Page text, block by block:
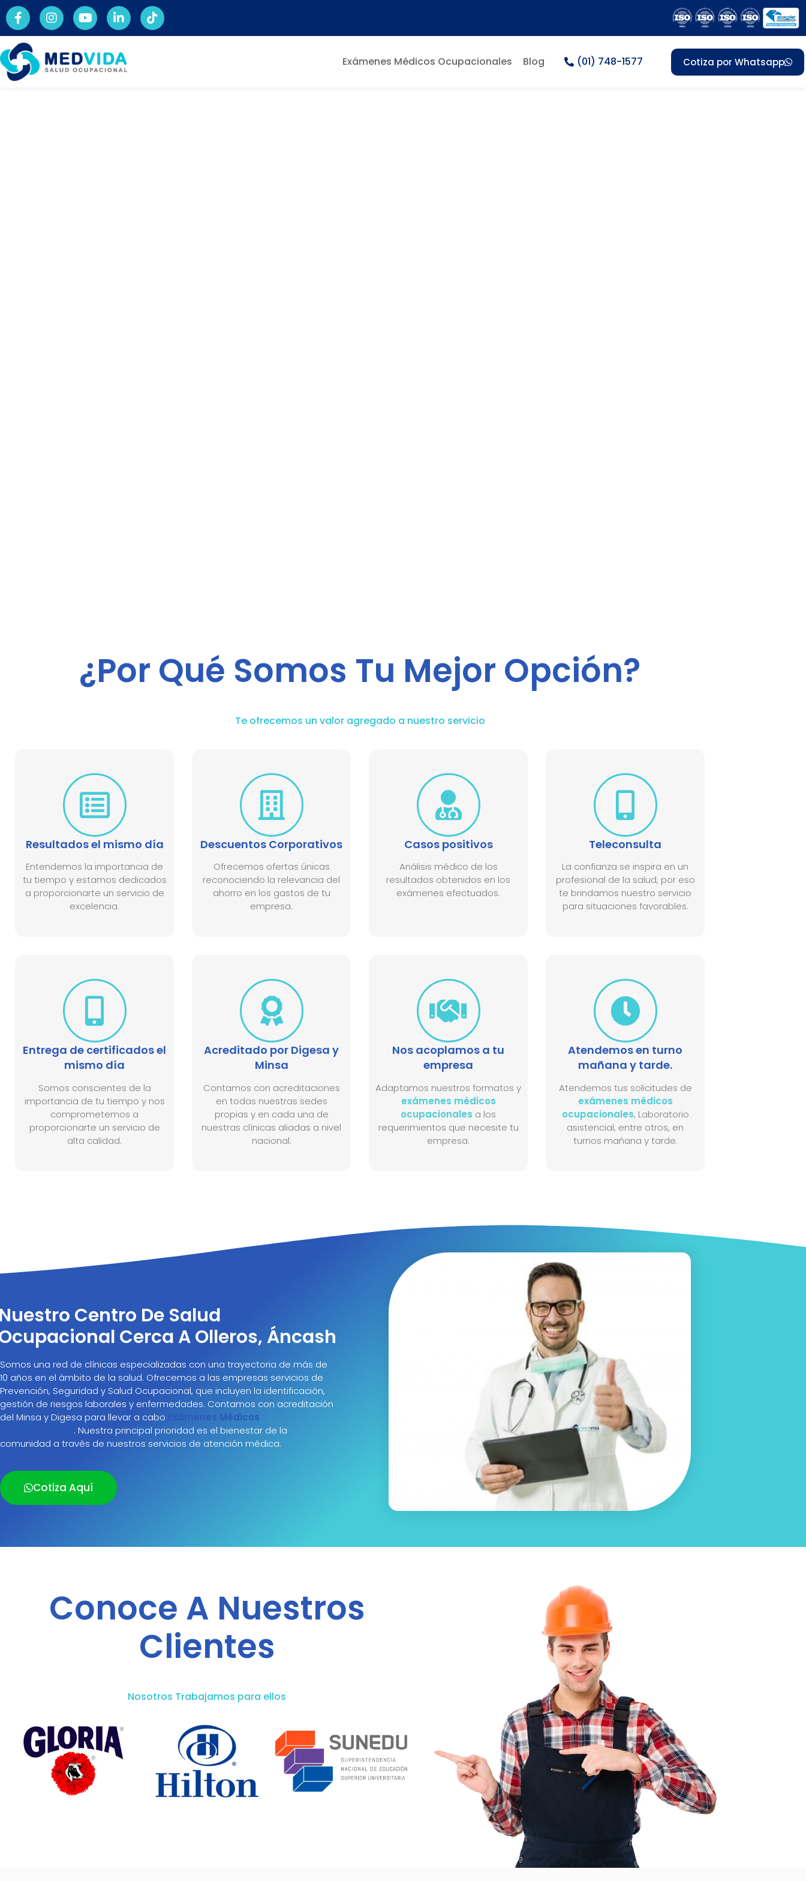
Exámenes Médicos Ocupacionales Blog (01) 748-1577 Cotiza por Whatsapp
¿Por Qué Somos Tu Mejor Opción?
Te ofrecemos un valor agregado a nuestro servicio
Resultados el mismo día
Entendemos la importancia de
tu tiempo y estamos dedicados
a proporcionarte un servicio de
excelencia.
Descuentos Corporativos
Ofrecemos ofertas únicas
reconociendo la relevancia del
ahorro en los gastos de tu
empresa.
Casos positivos
Análisis médico de los
resultados obtenidos en los
exámenes efectuados.
Teleconsulta
La confianza se inspira en un
profesional de la salud, por eso
te brindamos nuestro servicio
para situaciones favorables.
Entrega de certificados el
mismo día
Somos conscientes de la
importancia de tu tiempo y nos
comprometemos a
proporcionarte un servicio de
alta calidad.
Acreditado por Digesa y
Minsa​
Contamos con acreditaciones
en todas nuestras sedes
propias y en cada una de
nuestras clínicas aliadas a nivel
nacional.
Nos acoplamos a tu
empresa
Adaptamos nuestros formatos y
exámenes médicos
ocupacionales a los
requerimientos que necesite tu
empresa.
Atendemos en turno
mañana y tarde.
Atendemos tus solicitudes de
exámenes médicos
ocupacionales, Laboratorio
asistencial, entre otros, en
turnos mañana y tarde.​
Centro De Salud
Cerca A Olleros, Áncash
Somos una red de clínicas especializadas con una trayectoria de más de
10 años en el ámbito de la salud. Ofrecemos a las empresas servicios de
Prevención, Seguridad y Salud Ocupacional, que incluyen la identificación,
gestión de riesgos laborales y enfermedades. Contamos con acreditación
del Minsa y Digesa para llevar a cabo
Exámenes Médicos
. Nuestra principal prioridad es el bienestar de la
comunidad a través de nuestros servicios de atención médica.
Cotiza Aquí
Conoce A Nuestros
Clientes
Nosotros Trabajamos para ellos